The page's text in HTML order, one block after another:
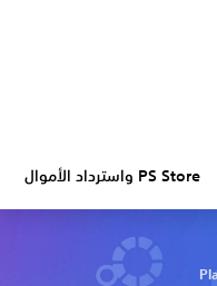
PS Store واسترداد الأموال